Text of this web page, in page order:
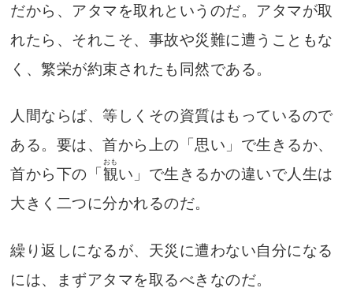
だから、アタマを取れというのだ。アタマが取
れたら、それこそ、事故や災難に遭うこともな
く、繁栄が約束されたも同然である。
人間ならば、等しくその資質はもっているので
ある。要は、首から上の「思い」で生きるか、
首から下の「 観
おも
い」で生きるかの違いで人生は
大きく二つに分かれるのだ。
繰り返しになるが、天災に遭わない自分になる
には、まずアタマを取るべきなのだ。